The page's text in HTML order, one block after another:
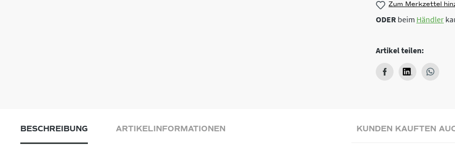
Zum Merkzettel
ODER beim Händler
Artikel teilen:
BESCHREIBUNG ARTIKELINFORMATIONEN KUNDEN KAUFTEN